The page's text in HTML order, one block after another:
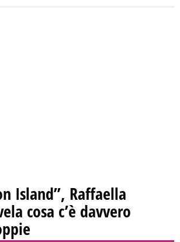
Island”, Raffaella
cosa c’è davvero